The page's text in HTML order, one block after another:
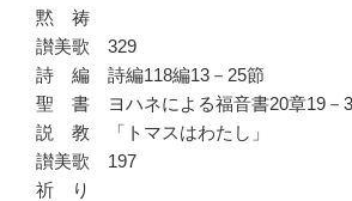
黙 祷
讃美歌 329
詩 編 詩編118編13－25節
聖 書 ヨハネによる福音書20章19－
説 教 「トマスはわたし」
讃美歌 197
祈 り